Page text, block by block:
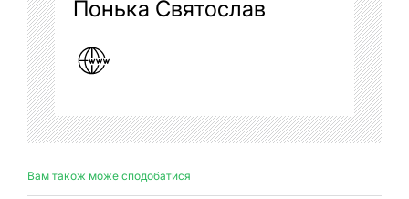
Понька Святослав
Вам також може сподобатися